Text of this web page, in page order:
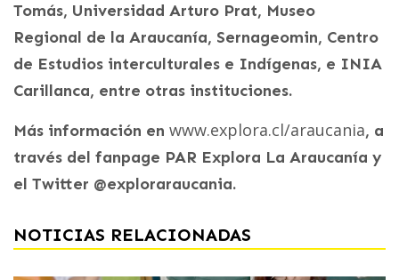
Tomás, Universidad Arturo Prat, Museo
Regional de la Araucanía, Sernageomin, Centro
de Estudios interculturales e Indígenas, e INIA
Carillanca, entre otras instituciones.
Más información en www.explora.cl/araucania, a
través del fanpage PAR Explora La Araucanía y
el Twitter @exploraraucania.
NOTICIAS RELACIONADAS